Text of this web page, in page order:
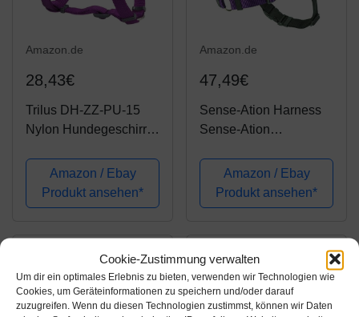
Cookie-Zustimmung verwalten
Um dir ein optimales Erlebnis zu bieten, verwenden wir Technologien wie
Cookies, um Geräteinformationen zu speichern und/oder darauf
zuzugreifen. Wenn du diesen Technologien zustimmst, können wir Daten
Amazon.de
28,43€
Trilus DH-ZZ-PU-15
Nylon Hundegeschirr,
Amazon / Ebay
Produkt ansehen*
Amazon.de
47,49€
Sense-Ation Harness
Sense-Ation
Ziehen, Größe M/L,
Violett
Amazon / Ebay
Produkt ansehen*